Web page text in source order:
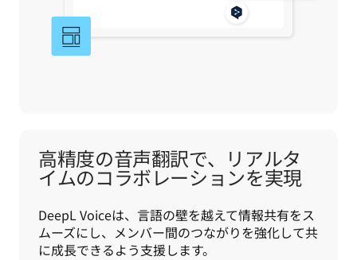
高精度の音声翻訳で、リアルタ
イムのコラボレーションを実現
DeepL Voiceは、言語の壁を越えて情報共有をス
ムーズにし、メンバー間のつながりを強化して共
に成長できるよう支援します。